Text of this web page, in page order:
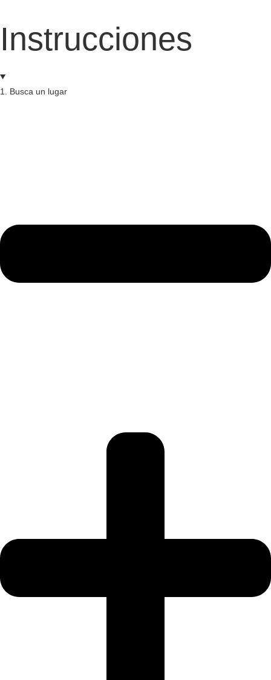
Instrucciones
1. Busca un lugar